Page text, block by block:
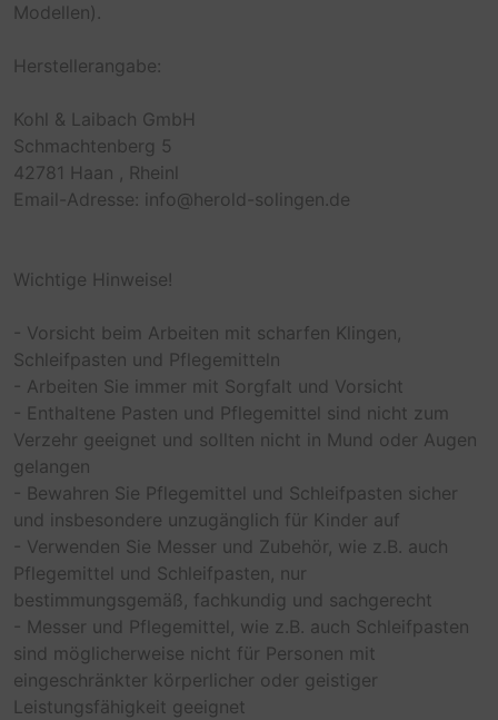
Modellen).
Herstellerangabe:
Kohl & Laibach GmbH
Schmachtenberg 5
42781 Haan , Rheinl
Email-Adresse: info@herold-solingen.de
Wichtige Hinweise!
- Vorsicht beim Arbeiten mit scharfen Klingen,
Schleifpasten und Pflegemitteln
- Arbeiten Sie immer mit Sorgfalt und Vorsicht
- Enthaltene Pasten und Pflegemittel sind nicht zum
Verzehr geeignet und sollten nicht in Mund oder Augen
gelangen
- Bewahren Sie Pflegemittel und Schleifpasten sicher
und insbesondere unzugänglich für Kinder auf
- Verwenden Sie Messer und Zubehör, wie z.B. auch
Pflegemittel und Schleifpasten, nur
bestimmungsgemäß, fachkundig und sachgerecht
- Messer und Pflegemittel, wie z.B. auch Schleifpasten
sind möglicherweise nicht für Personen mit
eingeschränkter körperlicher oder geistiger
Leistungsfähigkeit geeignet